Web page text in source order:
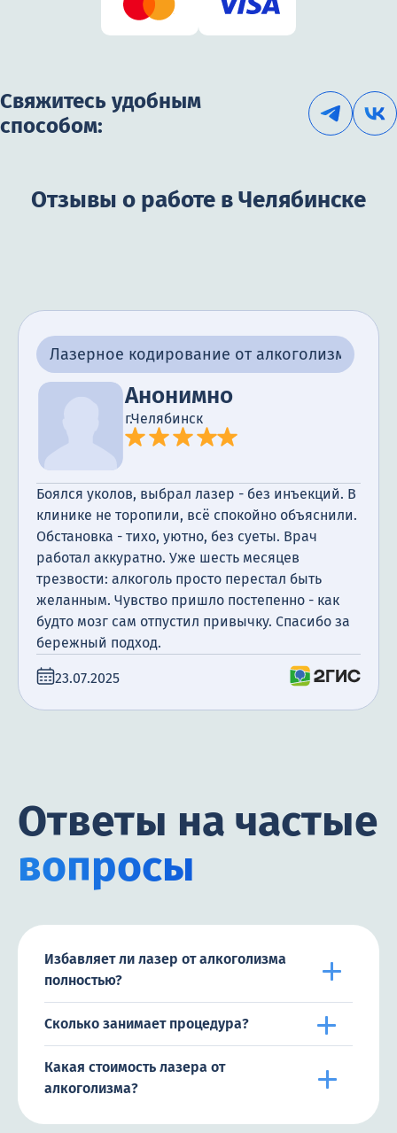
Свяжитесь удобным
способом:
Отзывы о работе в Челябинске
Лазерное кодирование от алкоголизма
Анонимно
г.Челябинск
Боялся уколов, выбрал лазер - без инъекций. В
клинике не торопили, всё спокойно объяснили.
Обстановка - тихо, уютно, без суеты. Врач
работал аккуратно. Уже шесть месяцев
трезвости: алкоголь просто перестал быть
желанным. Чувство пришло постепенно - как
будто мозг сам отпустил привычку. Спасибо за
бережный подход.
23.07.2025
Ответы на частые
вопросы
Избавляет ли лазер от алкоголизма
полностью?
Сколько занимает процедура?
Какая стоимость лазера от
алкоголизма?